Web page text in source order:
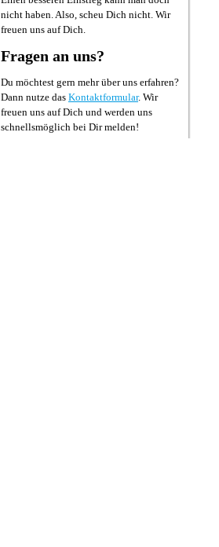
nicht haben. Also, scheu Dich nicht. Wir
freuen uns auf Dich.
Fragen an uns?
Du möchtest gern mehr über uns erfahren?
Dann nutze das Kontaktformular. Wir
freuen uns auf Dich und werden uns
schnellsmöglich bei Dir melden!